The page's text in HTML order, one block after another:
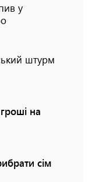
у
штурм
на
сім